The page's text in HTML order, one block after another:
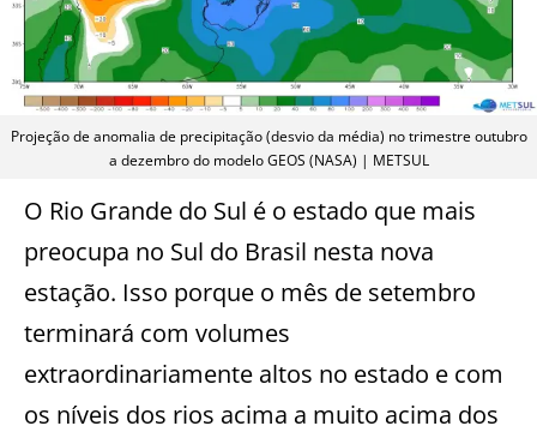
Projeção de anomalia de precipitação (desvio da média) no trimestre outubro
a dezembro do modelo GEOS (NASA) | METSUL
O Rio Grande do Sul é o estado que mais
preocupa no Sul do Brasil nesta nova
estação. Isso porque o mês de setembro
terminará com volumes
extraordinariamente altos no estado e com
os níveis dos rios acima a muito acima dos